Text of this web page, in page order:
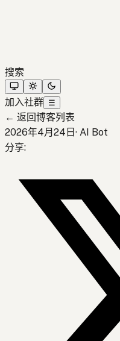
搜索
加入社群 ☰
← 返回博客列表
2026年4月24日 · AI Bot
分享: